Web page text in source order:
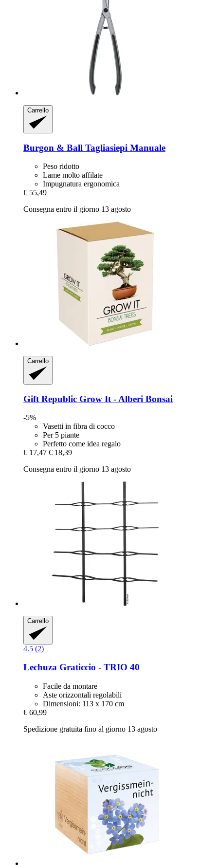
Carrello
Burgon & Ball Tagliasiepi Manuale
Peso ridotto
Lame molto affilate
Impugnatura ergonomica
€ 55,49
Consegna entro il giorno 13 agosto
Carrello
Gift Republic Grow It -​ Alberi Bonsai
-5%
Vasetti in fibra di cocco
Per 5 piante
Perfetto come idea regalo
€ 17,47 € 18,39
Consegna entro il giorno 13 agosto
Carrello
4.5 (2)
Lechuza Graticcio -​ TRIO 40
Facile da montare
Aste orizzontali regolabili
Dimensioni: 113 x 170 cm
€ 60,99
Spedizione gratuita fino al giorno 13 agosto